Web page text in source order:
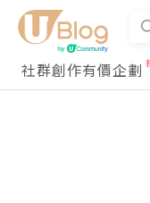
社群創作有價企劃